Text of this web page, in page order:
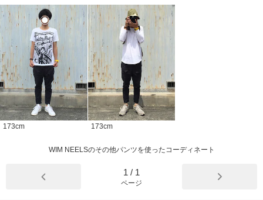
173cm 173cm
WIM NEELSのその他パンツを使ったコーディネート
1 / 1
ページ